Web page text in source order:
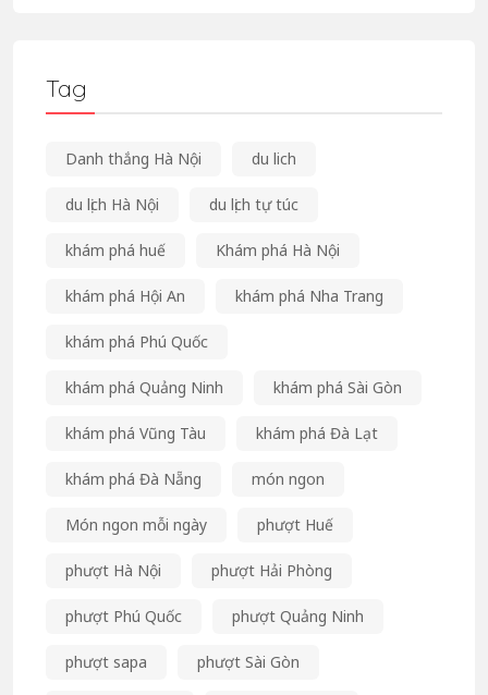
Tag
Danh thắng Hà Nội du lich
du lịch Hà Nội du lịch tự túc
khám phá huế Khám phá Hà Nội
khám phá Hội An khám phá Nha Trang
khám phá Phú Quốc
khám phá Quảng Ninh khám phá Sài Gòn
khám phá Vũng Tàu khám phá Đà Lạt
khám phá Đà Nẵng món ngon
Món ngon mỗi ngày phượt Huế
phượt Hà Nội phượt Hải Phòng
phượt Phú Quốc phượt Quảng Ninh
phượt sapa phượt Sài Gòn